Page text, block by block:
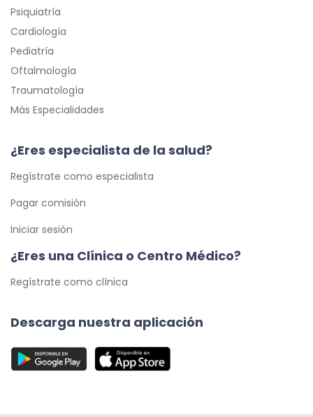
Psiquiatría
Cardiología
Pediatría
Oftalmología
Traumatología
Más Especialidades
¿Eres especialista de la salud?
Regístrate como especialista
Pagar comisión
Iniciar sesión
¿Eres una Clínica o Centro Médico?
Regístrate como clínica
Descarga nuestra aplicación